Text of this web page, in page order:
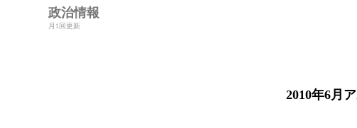
政治情報
月1回更新
2010年6月